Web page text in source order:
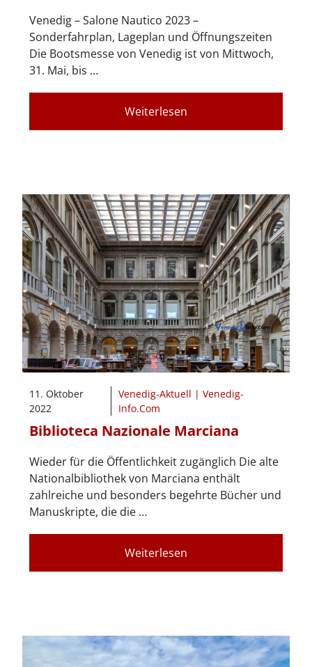
Venedig – Salone Nautico 2023 –
Sonderfahrplan, Lageplan und Öffnungszeiten
Die Bootsmesse von Venedig ist von Mittwoch,
31. Mai, bis …
Weiterlesen
11. Oktober
2022
Venedig-Aktuell | Venedig-
Info.Com
Biblioteca Nazionale Marciana
Wieder für die Öffentlichkeit zugänglich Die alte
Nationalbibliothek von Marciana enthält
zahlreiche und besonders begehrte Bücher und
Manuskripte, die die …
Weiterlesen